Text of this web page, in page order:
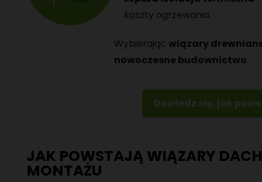
koszty ogrzewania.
Wybierając wiązary
nowoczesne budownictwo.
Dowiedz się, jak
JAK POWSTAJĄ WIĄZARY
MONTAŻU